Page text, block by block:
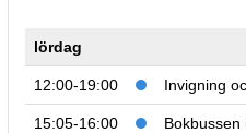
lördag
12:00-19:00 Invigning
15:05-16:00 Bokbussen